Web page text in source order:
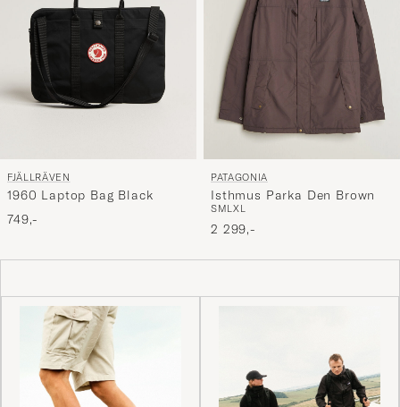
FJÄLLRÄVEN
1960 Laptop Bag Black
749,-
PATAGONIA
Isthmus Parka Den Brown
SMLXL
2 299,-